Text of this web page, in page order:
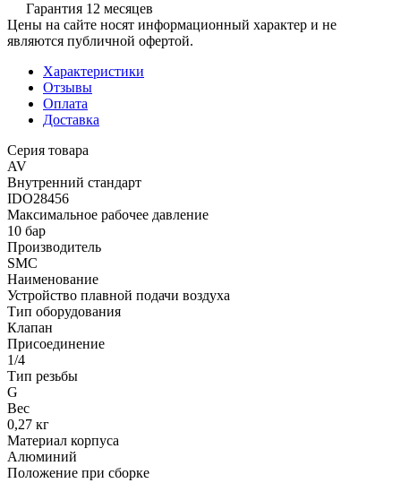
Гарантия 12 месяцев
Цены на сайте носят информационный характер и не
являются публичной офертой.
Характеристики
Отзывы
Оплата
Доставка
Серия товара
AV
Внутренний стандарт
IDO28456
Максимальное рабочее давление
10 бар
Производитель
SMC
Наименование
Устройство плавной подачи воздуха
Тип оборудования
Клапан
Присоединение
1/4
Тип резьбы
G
Вес
0,27 кг
Материал корпуса
Алюминий
Положение при сборке